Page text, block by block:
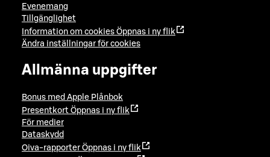
Evenemang
Tillgänglighet
Information om cookies Öppnas i ny flik
Ändra inställningar för cookies
Allmänna uppgifter
Bonus med Apple Plånbok
Presentkort Öppnas i ny flik
För medier
Dataskydd
Oiva-rapporter Öppnas i ny flik